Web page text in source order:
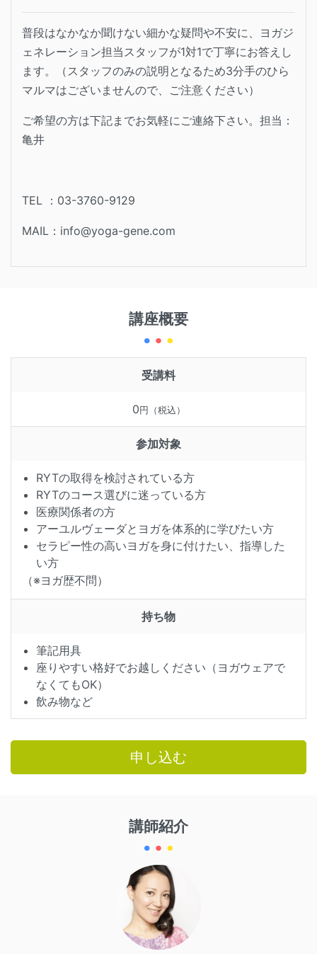
普段はなかなか聞けない細かな疑問や不安に、ヨガジ
ェネレーション担当スタッフが1対1で丁寧にお答えし
ます。（スタッフのみの説明となるため3分手のひら
マルマはございませんので、ご注意ください）
ご希望の方は下記までお気軽にご連絡下さい。担当：
亀井
TEL ：03-3760-9129
MAIL：info@yoga-gene.com
講座概要
受講料
0円（税込）
参加対象
RYTの取得を検討されている方
RYTのコース選びに迷っている方
医療関係者の方
アーユルヴェーダとヨガを体系的に学びたい方
セラピー性の高いヨガを身に付けたい、指導した
い方
（※ヨガ歴不問）
持ち物
筆記用具
座りやすい格好でお越しください（ヨガウェアで
なくてもOK）
飲み物など
申し込む
講師紹介